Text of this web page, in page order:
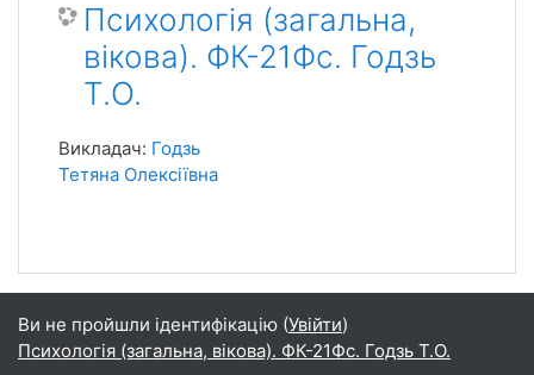
Психологія (загальна,
вікова). ФК-21Фс. Годзь
Т.О.
Викладач: Годзь
Тетяна Олексіївна
Ви не пройшли ідентифікацію (Увійти)
Психологія (загальна, вікова). ФК-21Фс. Годзь Т.О.